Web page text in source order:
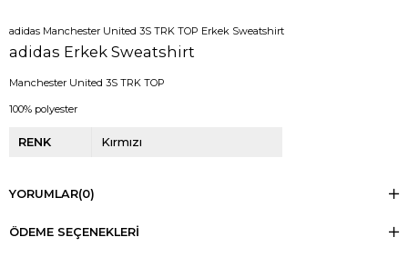
adidas Manchester United 3S TRK TOP Erkek Sweatshirt
adidas Erkek Sweatshirt
Manchester United 3S TRK TOP
100% polyester
RENK Kırmızı
YORUMLAR(0)
ÖDEME SEÇENEKLERI